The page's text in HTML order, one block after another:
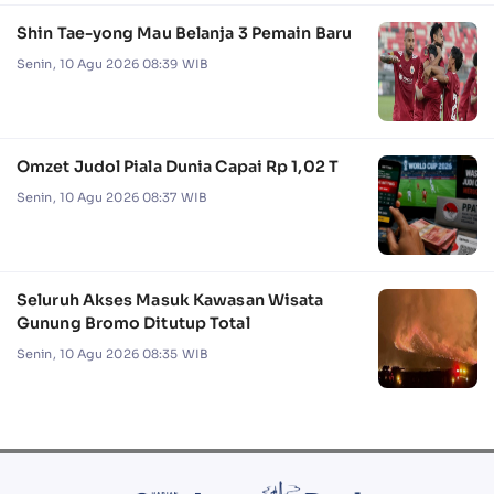
Shin Tae-yong Mau Belanja 3 Pemain Baru
Senin, 10 Agu 2026 08:39 WIB
Omzet Judol Piala Dunia Capai Rp 1,02 T
Senin, 10 Agu 2026 08:37 WIB
Seluruh Akses Masuk Kawasan Wisata
Gunung Bromo Ditutup Total
Senin, 10 Agu 2026 08:35 WIB